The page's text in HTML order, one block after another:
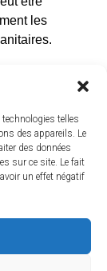
telles
des appareils. Le
des données
sur ce site. Le fait
un effet négatif
les
et
et
: